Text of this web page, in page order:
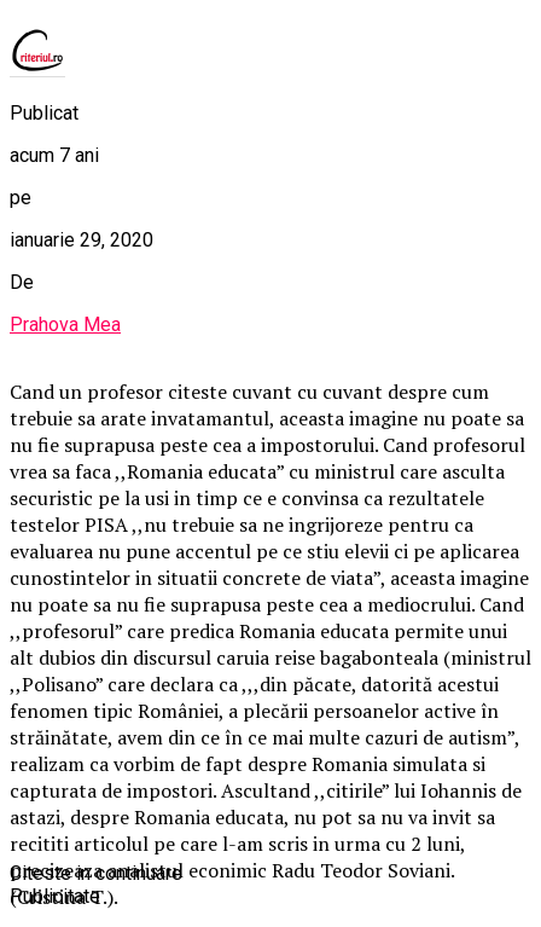
Publicat
acum 7 ani
pe
ianuarie 29, 2020
De
Prahova Mea
Cand un profesor citeste cuvant cu cuvant despre cum
trebuie sa arate invatamantul, aceasta imagine nu poate sa
nu fie suprapusa peste cea a impostorului. Cand profesorul
vrea sa faca ,,Romania educata” cu ministrul care asculta
securistic pe la usi in timp ce e convinsa ca rezultatele
testelor PISA ,,nu trebuie sa ne ingrijoreze pentru ca
evaluarea nu pune accentul pe ce stiu elevii ci pe aplicarea
cunostintelor in situatii concrete de viata”, aceasta imagine
nu poate sa nu fie suprapusa peste cea a mediocrului. Cand
,,profesorul” care predica Romania educata permite unui
alt dubios din discursul caruia reise bagabonteala (ministrul
,,Polisano” care declara ca ,,,din păcate, datorită acestui
fenomen tipic României, a plecării persoanelor active în
străinătate, avem din ce în ce mai multe cazuri de autism”,
realizam ca vorbim de fapt despre Romania simulata si
capturata de impostori. Ascultand ,,citirile” lui Iohannis de
astazi, despre Romania educata, nu pot sa nu va invit sa
recititi articolul pe care l-am scris in urma cu 2 luni,
precizeaza analistul econimic Radu Teodor Soviani.
(Cristina T.).
Citeste in continuare
Publicitate